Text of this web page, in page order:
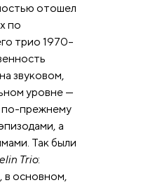
отошел
по
трио 1970–
звуковом,
уровне —
по-прежнему
а
Так были
Trio:
в основном,